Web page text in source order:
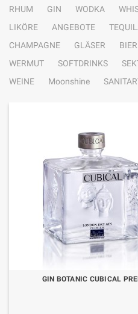
RHUM GIN WODKA
LIKÖRE
ANGEBOTE
CHAMPAGNE
GLÄSER BIER
WERMUT
SOFTDRINKS
WEINE
Moonshine
GIN BOTANIC CUBICAL